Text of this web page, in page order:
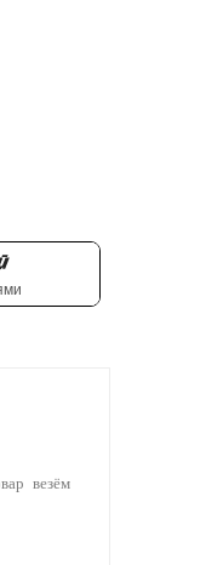
везём